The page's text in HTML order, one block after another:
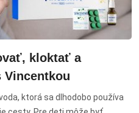
kloktať a
ktorá sa dlhodobo používa